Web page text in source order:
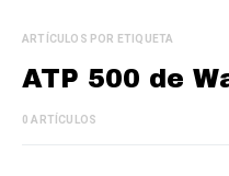
ARTÍCULOS POR ETIQUETA
ATP 500 de
0 ARTÍCULOS